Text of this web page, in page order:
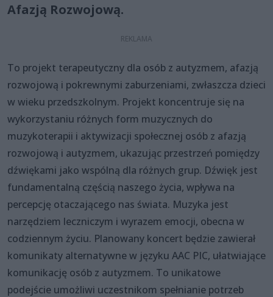
Afazją Rozwojową.
To projekt terapeutyczny dla osób z autyzmem, afazją
rozwojową i pokrewnymi zaburzeniami, zwłaszcza dzieci
w wieku przedszkolnym. Projekt koncentruje się na
wykorzystaniu różnych form muzycznych do
muzykoterapii i aktywizacji społecznej osób z afazją
rozwojową i autyzmem, ukazując przestrzeń pomiędzy
dźwiękami jako wspólną dla różnych grup. Dźwięk jest
fundamentalną częścią naszego życia, wpływa na
percepcję otaczającego nas świata. Muzyka jest
narzędziem leczniczym i wyrazem emocji, obecna w
codziennym życiu. Planowany koncert będzie zawierał
komunikaty alternatywne w języku AAC PIC, ułatwiające
komunikację osób z autyzmem. To unikatowe
podejście umożliwi uczestnikom spełnianie potrzeb